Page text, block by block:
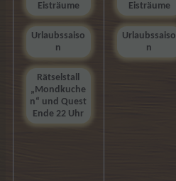
Eisträume
Urlaubssaiso
n
Rätselstall
„Mondkuche
n“ und Quest
Ende 22 Uhr
Eisträume
Urlaubssaiso
n